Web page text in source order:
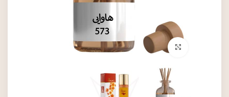
برای بزرگنمایی کلیک کنید